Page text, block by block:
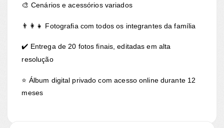
🎨 Cenários e acessórios variados
👨‍👩‍👧 Fotografia com todos os integrantes da família
✔️ Entrega de 20 fotos finais, editadas em alta
resolução
⭐ Álbum digital privado com acesso online durante 12
meses